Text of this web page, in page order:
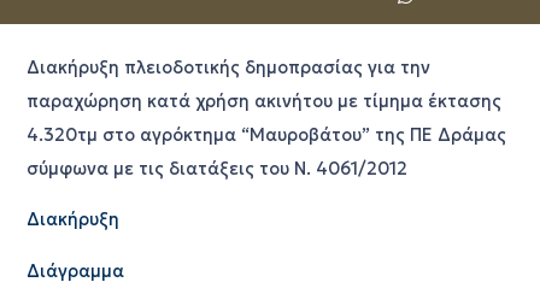
Διακήρυξη πλειοδοτικής δημοπρασίας για την
παραχώρηση κατά χρήση ακινήτου με τίμημα έκτασης
4.320τμ στο αγρόκτημα “Μαυροβάτου” της ΠΕ Δράμας
σύμφωνα με τις διατάξεις του Ν. 4061/2012
Διακήρυξη
Διάγραμμα